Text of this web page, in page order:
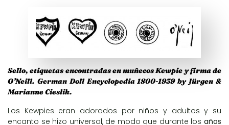
Sello, etiquetas encontradas en muñecos Kewpie y firma de
O’Neill. German Doll Encyclopedia 1800-1939 by Jürgen &
Marianne Cieslik.
Los Kewpies eran adorados por niños y adultos y su
encanto se hizo universal, de modo que durante los años